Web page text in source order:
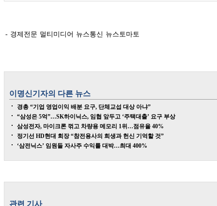
- 경제전문 멀티미디어 뉴스통신 뉴스토마토
이명신기자의 다른 뉴스
경총 “기업 영업이익 배분 요구, 단체교섭 대상 아냐”
“삼성은 5억”…SK하이닉스, 임협 앞두고 ‘주택대출’ 요구 부상
삼성전자, 마이크론 꺾고 차량용 메모리 1위…점유율 40%
정기선 HD현대 회장 “참전용사의 희생과 헌신 기억할 것”
‘삼전닉스’ 임원들 자사주 수익률 대박…최대 400%
관련 기사